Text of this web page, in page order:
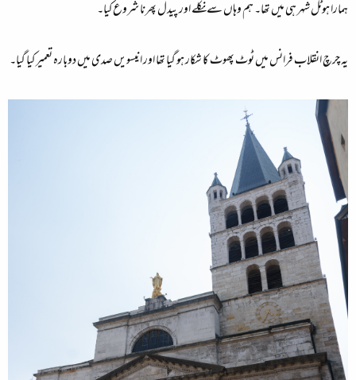
ہمارا ہوٹل شہر ہی میں تھا۔ ہم وہاں سے نکلے اور پیدل پھرنا شروع کیا۔
یہ چرچ انقلاب فرانس میں ٹوٹ پھوٹ کا شکار ہو گیا تھا اور انیسویں صدی میں دوبارہ تعمیر کیا گیا۔